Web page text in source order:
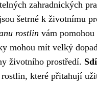
zahradnických
šetrné k životnímu
rostlin vám pomohou
mohou mít velký
životního prostředí.
které přitahují